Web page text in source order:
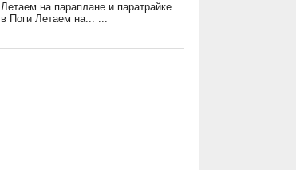
Летаем на параплане и паратрайке
в Поги Летаем на... ...